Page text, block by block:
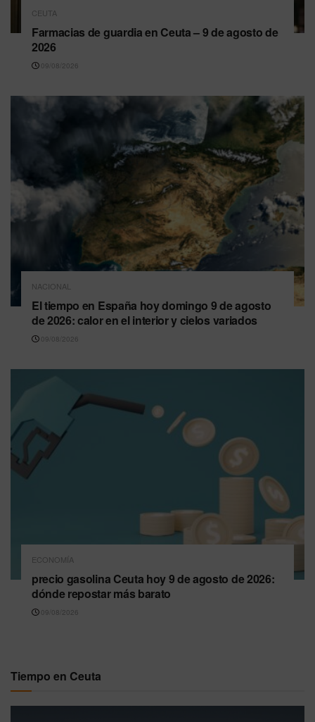
CEUTA
Farmacias de guardia en Ceuta – 9 de agosto de
2026
09/08/2026
NACIONAL
El tiempo en España hoy domingo 9 de agosto
de 2026: calor en el interior y cielos variados
09/08/2026
ECONOMÍA
precio gasolina Ceuta hoy 9 de agosto de 2026:
dónde repostar más barato
09/08/2026
Tiempo en Ceuta